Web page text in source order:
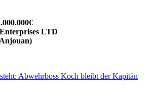
LTD
Abwehrboss Koch bleibt der Kapitän